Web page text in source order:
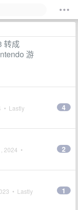
转成
游
• Lastly
4
2024 •
2
• Lastly
1